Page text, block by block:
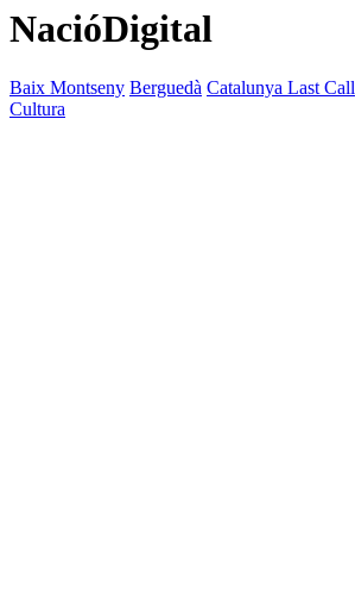
NacióDigital
Baix Montseny Berguedà Catalunya Last Call
Cultura